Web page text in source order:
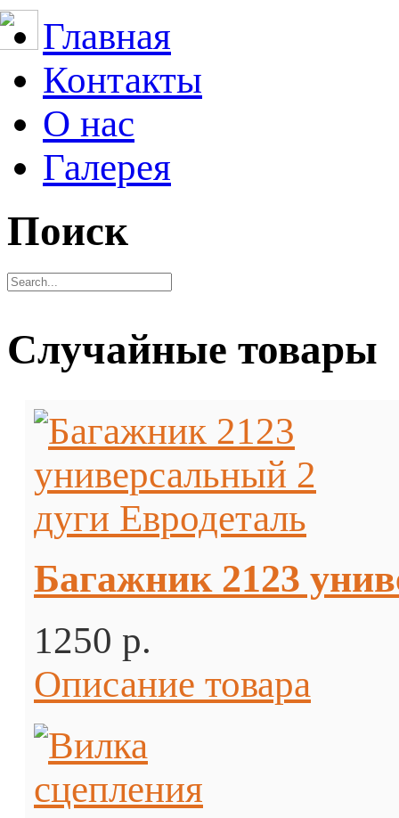
Главная
Контакты
О нас
Галерея
Поиск
Случайные товары
Багажник 2123
1250 p.
Описание товара